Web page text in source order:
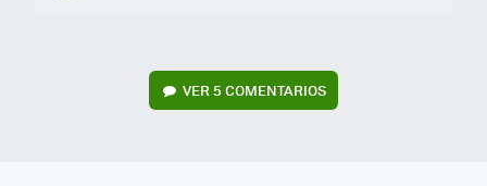
VER5 COMENTARIOS